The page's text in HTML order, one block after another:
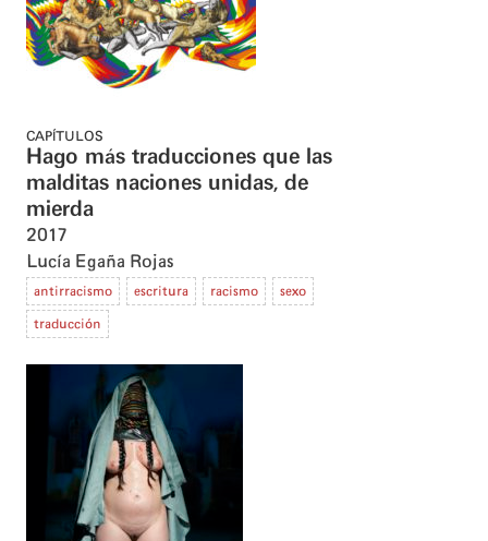
CAPÍTULOS
Hago más traducciones que las
malditas naciones unidas, de
mierda
2017
Lucía Egaña Rojas
antirracismo escritura racismo sexo
traducción